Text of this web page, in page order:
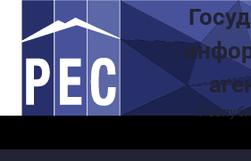
Перейти к основному содержанию